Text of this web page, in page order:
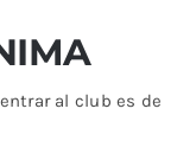
al club es de